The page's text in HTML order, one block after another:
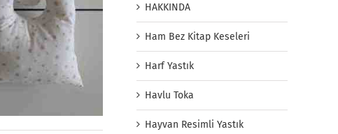
HAKKINDA
Ham Bez Kitap Keseleri
Harf Yastık
Havlu Toka
Hayvan Resimli Yastık